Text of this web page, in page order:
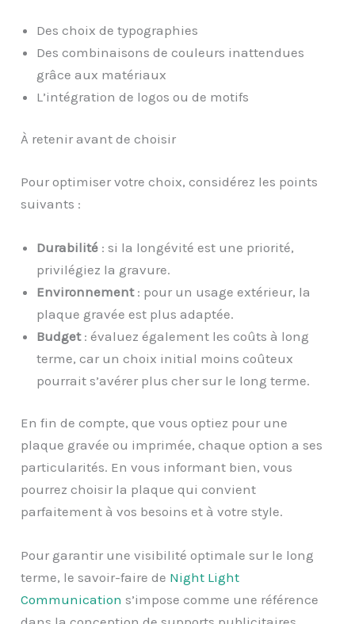
Des choix de typographies
Des combinaisons de couleurs inattendues
grâce aux matériaux
L’intégration de logos ou de motifs
À retenir avant de choisir
Pour optimiser votre choix, considérez les points
suivants :
Durabilité : si la longévité est une priorité,
privilégiez la gravure.
Environnement: pour un usage extérieur, la
plaque gravée est plus adaptée.
Budget: évaluez également les coûts à long
terme, car un choix initial moins coûteux
pourrait s’avérer plus cher sur le long terme.
En fin de compte, que vous optiez pour une
plaque gravée ou imprimée, chaque option a ses
particularités. En vous informant bien, vous
pourrez choisir la plaque qui convient
parfaitement à vos besoins et à votre style.
Pour garantir une visibilité optimale sur le long
terme, le savoir-faire de Night Light
Communication s’impose comme une référence